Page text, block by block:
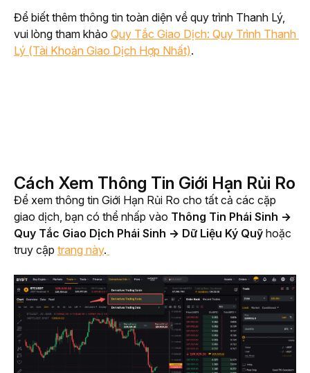
Để biết thêm thông tin toàn diện về quy trình Thanh Lý,
vui lòng tham khảo Quy Tắc Giao Dịch: Quy Trình Thanh
Lý (Tài Khoản Giao Dịch Hợp Nhất).
Cách Xem Thông Tin Giới Hạn Rủi Ro
Để xem thông tin Giới Hạn Rủi Ro cho tất cả các cặp
giao dịch, bạn có thể nhấp vào Thông Tin Phái Sinh →
Quy Tắc Giao Dịch Phái Sinh → Dữ Liệu Ký Quỹ hoặc
truy cập trang này.